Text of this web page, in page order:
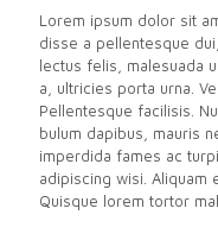
Lorem ipsum dolor sit
disse a pellentesque
lectus felis, malesuada
a, ultricies porta urna.
Pellentesque facilisis.
bulum dapibus, mauris
imperdida fames ac
adipiscing wisi. Aliquam
Quisque lorem tortor